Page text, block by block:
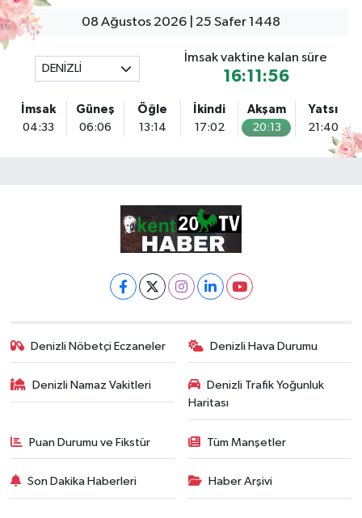
08 Ağustos 2026 | 25 Safer 1448
DENİZLİ
İmsak vaktine kalan süre
16:11:55
İmsak
04:33
Güneş
06:06
Öğle
13:14
İkindi
17:02
Akşam
20:13
Yatsı
21:40
Denizli Nöbetçi Eczaneler Denizli Hava Durumu
Denizli Namaz Vakitleri
Denizli Trafik Yoğunluk
Haritası
Puan Durumu ve Fikstür Tüm Manşetler
Son Dakika Haberleri Haber Arşivi